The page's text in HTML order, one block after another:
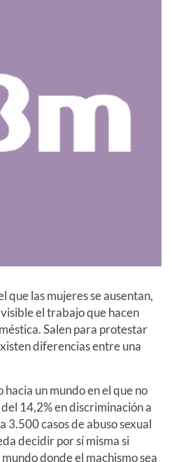
que las mujeres se ausentan,
el trabajo que hacen
Salen para protestar
diferencias entre una
un mundo en el que no
14,2% en discriminación a
3.500 casos de abuso sexual
decidir por sí misma si
donde el machismo sea